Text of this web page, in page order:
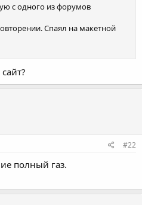
с одного из форумов
Спаял на макетной
#22
полный газ.